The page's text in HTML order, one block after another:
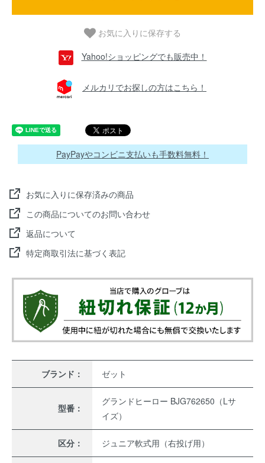
お気に入りに保存する
Yahoo!ショッピングでも販売中！
メルカリでお探しの方はこちら！
PayPayやコンビニ支払いも手数料無料！
お気に入りに保存済みの商品
この商品についてのお問い合わせ
返品について
特定商取引法に基づく表記
ブランド： ゼット
型番：
グランドヒーロー BJG762650（Lサ
イズ）
区分： ジュニア軟式用（右投げ用）